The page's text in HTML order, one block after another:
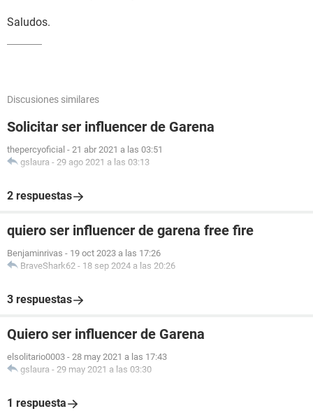
Saludos.
Discusiones similares
Solicitar ser influencer de Garena
thepercyoficial - 21 abr 2021 a las 03:51
gslaura - 29 ago 2021 a las 03:13
2 respuestas
quiero ser influencer de garena free fire
Benjaminrivas - 19 oct 2023 a las 17:26
BraveShark62 - 18 sep 2024 a las 20:26
3 respuestas
Quiero ser influencer de Garena
elsolitario0003 - 28 may 2021 a las 17:43
gslaura - 29 may 2021 a las 03:30
1 respuesta